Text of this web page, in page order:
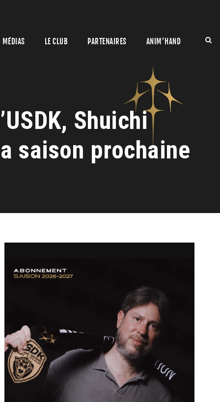
MÉDIAS LE CLUB PARTENAIRES ANIM’HAND
Shuichi
saison prochaine